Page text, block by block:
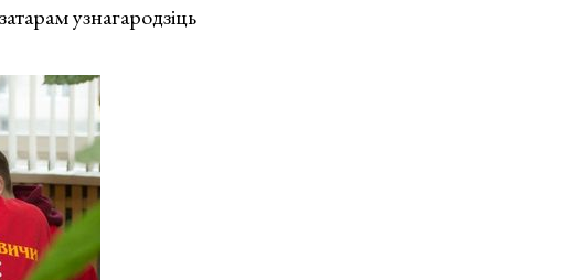
узнагародзіць